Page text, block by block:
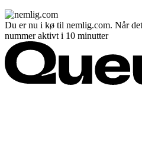
Du er nu i kø til nemlig.com. Når
nummer aktivt i 10 minutter